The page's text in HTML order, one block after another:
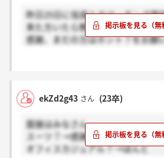
昨日25日に役員とのマッチング面
来た方いたら教えていただきたい
感謝、まだの方はホント？をお願
ekZd2g43 さん (23卒)
面接はみなさん
スーツ？→感謝
オフィスカジュアル？→ほんと